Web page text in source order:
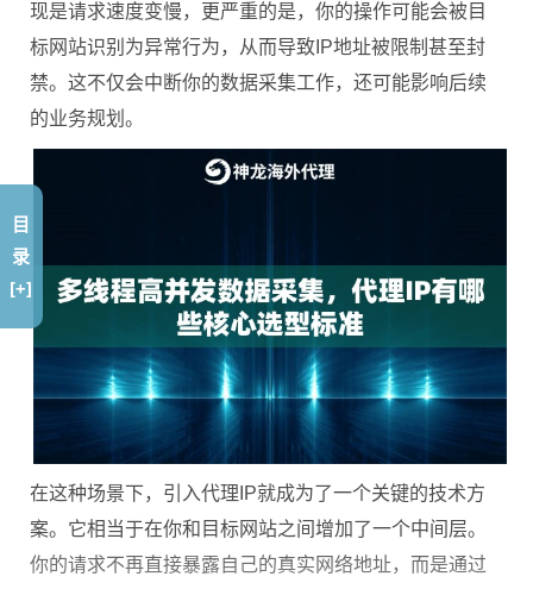
现是请求速度变慢，更严重的是，你的操作可能会被目
标网站识别为异常行为，从而导致IP地址被限制甚至封
禁。这不仅会中断你的数据采集工作，还可能影响后续
的业务规划。
在这种场景下，引入代理IP就成为了一个关键的技术方
案。它相当于在你和目标网站之间增加了一个中间层。
你的请求不再直接暴露自己的真实网络地址，而是通过
目
录
[+]